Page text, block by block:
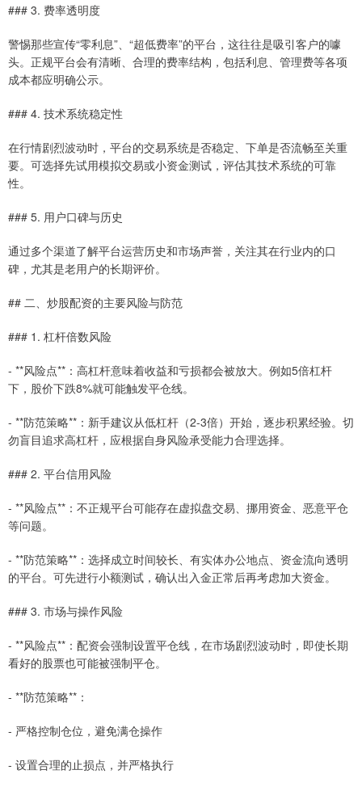
### 3. 费率透明度
警惕那些宣传“零利息”、“超低费率”的平台，这往往是吸引客户的噱
头。正规平台会有清晰、合理的费率结构，包括利息、管理费等各项
成本都应明确公示。
### 4. 技术系统稳定性
在行情剧烈波动时，平台的交易系统是否稳定、下单是否流畅至关重
要。可选择先试用模拟交易或小资金测试，评估其技术系统的可靠
性。
### 5. 用户口碑与历史
通过多个渠道了解平台运营历史和市场声誉，关注其在行业内的口
碑，尤其是老用户的长期评价。
## 二、炒股配资的主要风险与防范
### 1. 杠杆倍数风险
- **风险点**：高杠杆意味着收益和亏损都会被放大。例如5倍杠杆
下，股价下跌8%就可能触发平仓线。
- **防范策略**：新手建议从低杠杆（2-3倍）开始，逐步积累经验。切
勿盲目追求高杠杆，应根据自身风险承受能力合理选择。
### 2. 平台信用风险
- **风险点**：不正规平台可能存在虚拟盘交易、挪用资金、恶意平仓
等问题。
- **防范策略**：选择成立时间较长、有实体办公地点、资金流向透明
的平台。可先进行小额测试，确认出入金正常后再考虑加大资金。
### 3. 市场与操作风险
- **风险点**：配资会强制设置平仓线，在市场剧烈波动时，即使长期
看好的股票也可能被强制平仓。
- **防范策略**：
- 严格控制仓位，避免满仓操作
- 设置合理的止损点，并严格执行